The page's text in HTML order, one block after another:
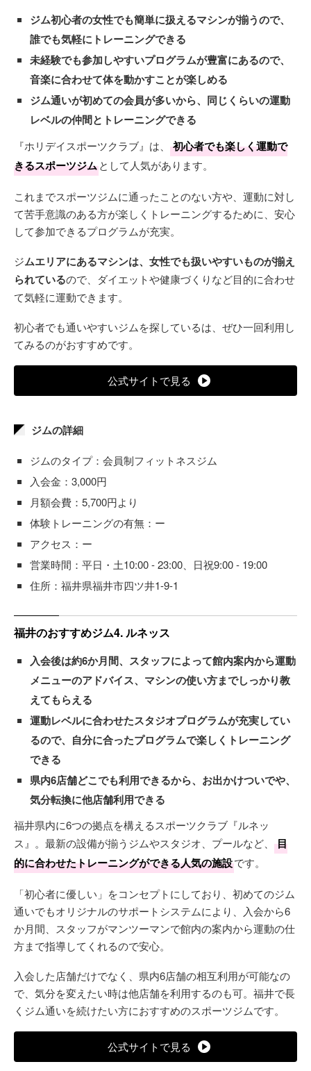
ジム初心者の女性でも簡単に扱えるマシンが揃うので、
誰でも気軽にトレーニングできる
未経験でも参加しやすいプログラムが豊富にあるので、
音楽に合わせて体を動かすことが楽しめる
ジム通いが初めての会員が多いから、同じくらいの運動
レベルの仲間とトレーニングできる
『ホリデイスポーツクラブ』は、
初心者でも楽しく運動で
きるスポーツジムとして人気があります。
これまでスポーツジムに通ったことのない方や、運動に対し
て苦手意識のある方が楽しくトレーニングするために、安心
して参加できるプログラムが充実。
ジムエリアにあるマシンは、女性でも扱いやすいものが揃え
られているので、ダイエットや健康づくりなど目的に合わせ
て気軽に運動できます。
初心者でも通いやすいジムを探しているは、ぜひ一回利用し
てみるのがおすすめです。
公式サイトで見る
ジムの詳細
ジムのタイプ：会員制フィットネスジム
入会金：3,000円
月額会費：5,700円より
体験トレーニングの有無：ー
アクセス：ー
営業時間：平日・土10:00 - 23:00、日祝9:00 - 19:00
住所：福井県福井市四ツ井1-9-1
福井のおすすめジム4. ルネッス
入会後は約6か月間、スタッフによって館内案内から運動
メニューのアドバイス、マシンの使い方までしっかり教
えてもらえる
運動レベルに合わせたスタジオプログラムが充実してい
るので、自分に合ったプログラムで楽しくトレーニング
できる
県内6店舗どこでも利用できるから、お出かけついでや、
気分転換に他店舗利用できる
福井県内に6つの拠点を構えるスポーツクラブ『ルネッ
ス』。最新の設備が揃うジムやスタジオ、プールなど、
目
的に合わせたトレーニングができる人気の施設です。
「初心者に優しい」をコンセプトにしており、初めてのジム
通いでもオリジナルのサポートシステムにより、入会から6
か月間、スタッフがマンツーマンで館内の案内から運動の仕
方まで指導してくれるので安心。
入会した店舗だけでなく、県内6店舗の相互利用が可能なの
で、気分を変えたい時は他店舗を利用するのも可。福井で長
くジム通いを続けたい方におすすめのスポーツジムです。
公式サイトで見る